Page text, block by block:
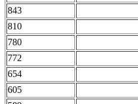
843
810
780
772
654
605